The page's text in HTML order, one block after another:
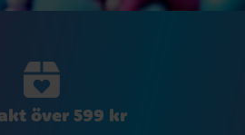
över 599 kr